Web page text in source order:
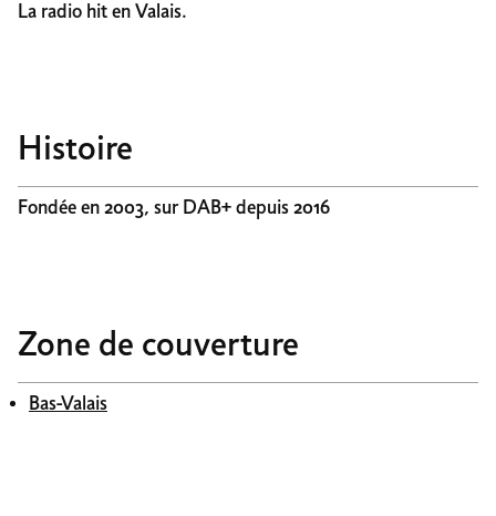
La radio hit en Valais.
Histoire
Fondée en 2003, sur DAB+ depuis 2016
Zone de couverture
Bas-Valais